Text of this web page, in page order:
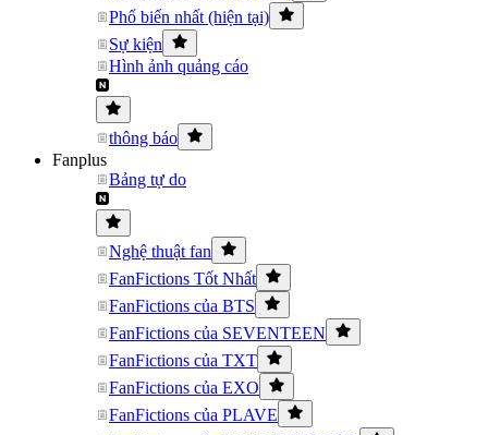
Phổ biến nhất (hiện tại)
Sự kiện
Hình ảnh quảng cáo
thông báo
Fanplus
Bảng tự do
Nghệ thuật fan
FanFictions Tốt Nhất
FanFictions của BTS
FanFictions của SEVENTEEN
FanFictions của TXT
FanFictions của EXO
FanFictions của PLAVE